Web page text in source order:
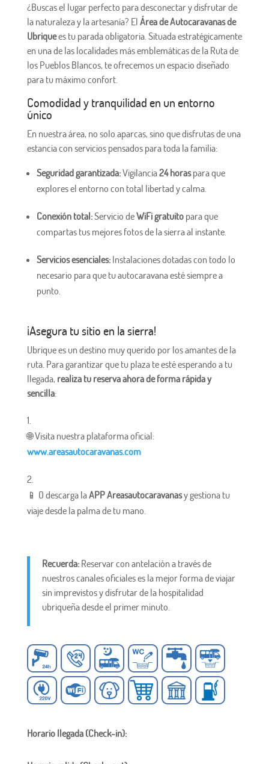
¿Buscas el lugar perfecto para desconectar y disfrutar de
la naturaleza y la artesanía? El Área de Autocaravanas de
Ubriquees tu parada obligatoria. Situada estratégicamente
en una de las localidades más emblemáticas de la Ruta de
los Pueblos Blancos, te ofrecemos un espacio diseñado
para tu máximo confort.
Comodidad y tranquilidad en un entorno
único
En nuestra área, no solo aparcas, sino que disfrutas de una
estancia con servicios pensados para toda la familia:
Seguridad garantizada:Vigilancia24 horaspara que
explores el entorno con total libertad y calma.
Conexión total:Servicio deWiFi gratuitopara que
compartas tus mejores fotos de la sierra al instante.
Servicios esenciales:Instalaciones dotadas con todo lo
necesario para que tu autocaravana esté siempre a
punto.
¡Asegura tu sitio en la sierra!
Ubrique es un destino muy querido por los amantes de la
ruta. Para garantizar que tu plaza te esté esperando a tu
llegada, realiza tu reserva ahora de forma rápida y
sencilla:
🌐 Visita nuestra plataforma oficial:
www.areasautocaravanas.com
📱 O descarga laAPP Areasautocaravanasy gestiona tu
viaje desde la palma de tu mano.
Recuerda:Reservar con antelación a través de
nuestros canales oficiales es la mejor forma de viajar
sin imprevistos y disfrutar de la hospitalidad
ubriqueña desde el primer minuto.
Horario llegada (Check-in):